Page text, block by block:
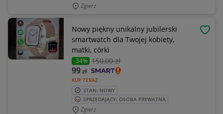
Zgierz
Nowy piękny unikalny jubilerski
smartwatch dla Twojej kobiety,
matki, córki
-34% 150,00 zł
KUP TERAZ
99zł
STAN: NOWY
SPRZEDAJĄCY: OSOBA PRYWATNA
Zgierz